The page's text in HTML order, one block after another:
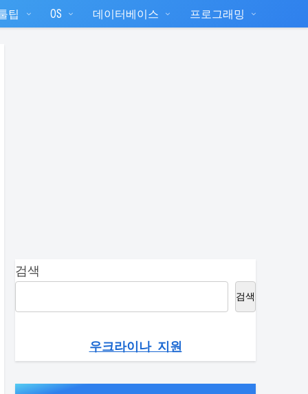
팁 OS 데이터베이스 프로그래밍
검색
검색
우크라이나 지원